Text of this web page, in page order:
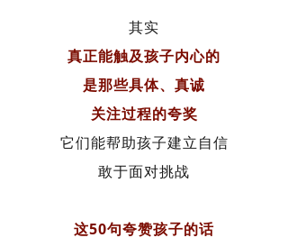
其实
真正能触及孩子内心的
是那些具体、真诚
关注过程的夸奖
它们能帮助孩子建立自信
敢于面对挑战
这50句夸赞孩子的话